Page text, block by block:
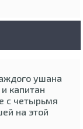
ушана
капитан
с четырьмя
на этой